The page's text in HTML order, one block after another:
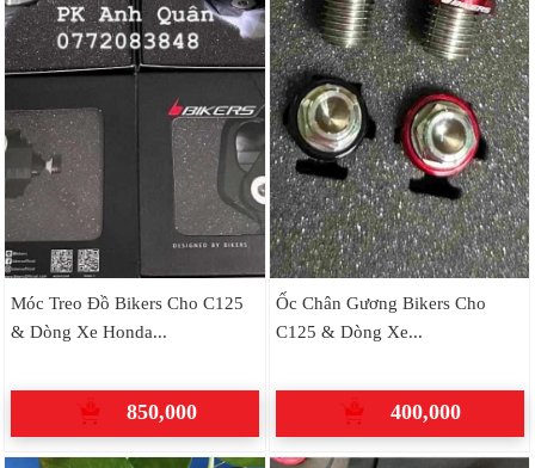
Móc Treo Đồ Bikers Cho C125
& Dòng Xe Honda...
850,000
Ốc Chân Gương Bikers Cho
C125 & Dòng Xe...
400,000